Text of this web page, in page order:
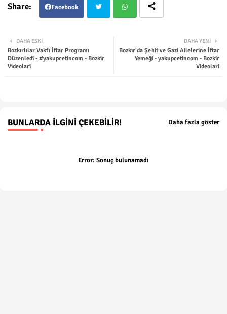
Facebook
tsap
DAHA YENI
Bozkır'da Şehit ve Gazi Ailelerine İftar
Yemeği - yakupcetincom - Bozkir
Videolari
DAHA ESKI
Bozkırlılar Vakfı İftar Programı
Düzenledi - #yakupcetincom - Bozkir
Videolari
BUNLARDA İLGINI ÇEKEBILIR! Daha fazla göster
Error: Sonuç bulunamadı